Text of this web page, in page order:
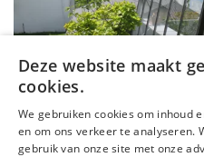
Deze website maakt
cookies.
We gebruiken cookies om inhoud
en om ons verkeer te analyseren.
gebruik van onze site met onze